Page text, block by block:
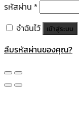
รหัสผ่าน *
จำฉันไว้
เข้าสู่ระบบ
ลืมรหัสผ่านของคุณ?